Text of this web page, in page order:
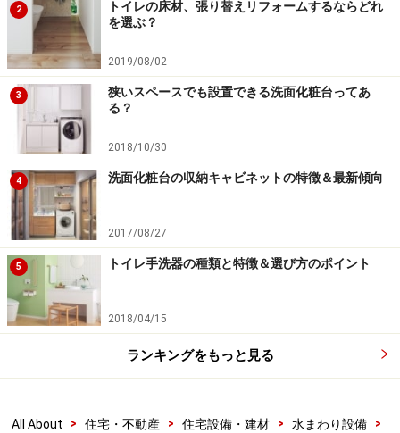
2
トイレの床材、張り替えリフォームするならどれ
を選ぶ？
2019/08/02
3
狭いスペースでも設置できる洗面化粧台ってあ
る？
2018/10/30
4 洗面化粧台の収納キャビネットの特徴＆最新傾向
2017/08/27
5 トイレ手洗器の種類と特徴＆選び方のポイント
2018/04/15
ランキングをもっと見る
All About > 住宅・不動産 > 住宅設備・建材 > 水まわり設備
>